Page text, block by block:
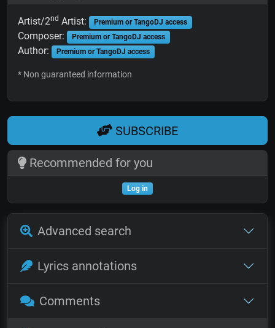
Artist/2nd Artist: Premium or TangoDJ access
Composer: Premium or TangoDJ access
Author: Premium or TangoDJ access
* Non guaranteed information
SUBSCRIBE
Recommended for you
Log in
Advanced search
Lyrics annotations
Comments